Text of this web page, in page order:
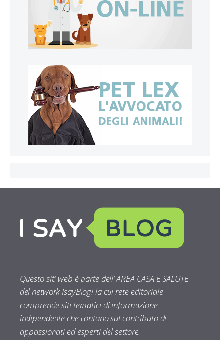
Questo siti web è parte dell’ AREA CASA E SALUTE
del network IsayBlog! la cui rete editoriale
comprende siti tematici di informazione
indipendente che contano sul contributo di
appassionati ed esperti del settore.